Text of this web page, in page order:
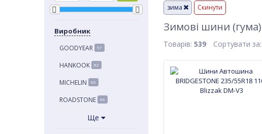
Виробник
GOODYEAR 57
HANKOOK 82
MICHELIN 66
ROADSTONE 66
Ще
зима Скинути
Зимові шини (гума)
Товарів: 539 Сортувати за: